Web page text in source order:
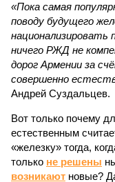
«Пока самая
поводу будущего
ничего РЖД не
дорог Армении за
совершенно
Андрей Суздальцев.
Вот только почему
естественным
«железку» тогда,
только не решены
возникают новые?